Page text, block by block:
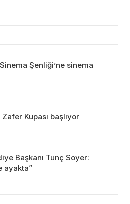
Şenliği’ne sinema
Kupası başlıyor
Başkanı Tunç Soyer:
ayakta”